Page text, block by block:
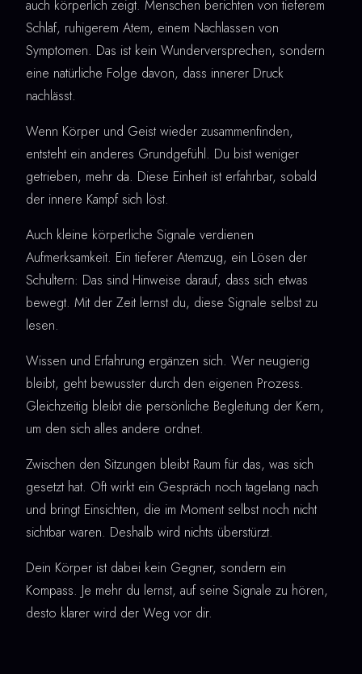
auch körperlich zeigt. Menschen berichten von tieferem
Schlaf, ruhigerem Atem, einem Nachlassen von
Symptomen. Das ist kein Wunderversprechen, sondern
eine natürliche Folge davon, dass innerer Druck
nachlässt.
Wenn Körper und Geist wieder zusammenfinden,
entsteht ein anderes Grundgefühl. Du bist weniger
getrieben, mehr da. Diese Einheit ist erfahrbar, sobald
der innere Kampf sich löst.
Auch kleine körperliche Signale verdienen
Aufmerksamkeit. Ein tieferer Atemzug, ein Lösen der
Schultern: Das sind Hinweise darauf, dass sich etwas
bewegt. Mit der Zeit lernst du, diese Signale selbst zu
lesen.
Wissen und Erfahrung ergänzen sich. Wer neugierig
bleibt, geht bewusster durch den eigenen Prozess.
Gleichzeitig bleibt die persönliche Begleitung der Kern,
um den sich alles andere ordnet.
Zwischen den Sitzungen bleibt Raum für das, was sich
gesetzt hat. Oft wirkt ein Gespräch noch tagelang nach
und bringt Einsichten, die im Moment selbst noch nicht
sichtbar waren. Deshalb wird nichts überstürzt.
Dein Körper ist dabei kein Gegner, sondern ein
Kompass. Je mehr du lernst, auf seine Signale zu hören,
desto klarer wird der Weg vor dir.